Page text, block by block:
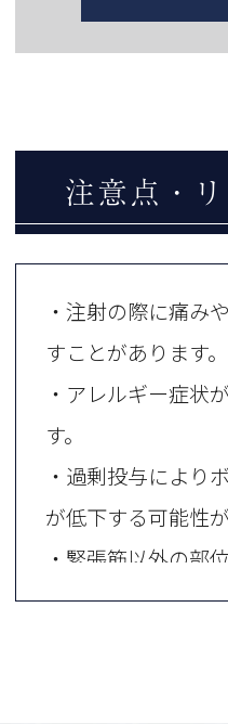
注意点・
・注射の際に痛み
すことがあります。
・アレルギー症状
す。
・過剰投与により
が低下する可能性
・緊張筋以外の部
が摂りにくくなる